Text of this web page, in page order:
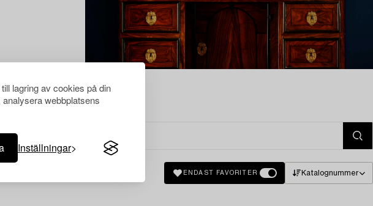
lagring av cookies på din
webbplatsens
Inställningar
ENDAST FAVORITER Katalognummer